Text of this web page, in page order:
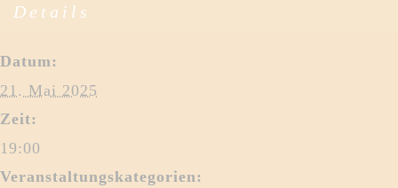
Details
Datum:
21. Mai 2025
Zeit:
19:00
Veranstaltungskategorien: